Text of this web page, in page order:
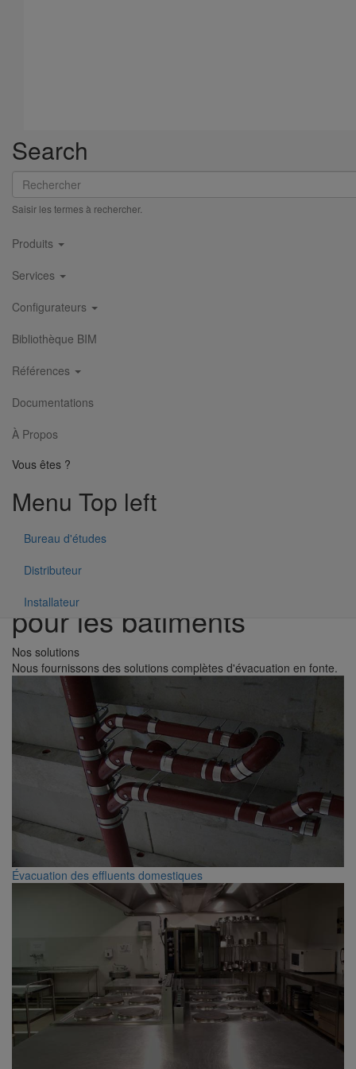
Search
Rechercher
Saisir les termes à rechercher.
Main
navigation
Produits
Services
Configurateurs
Bibliothèque BIM
Références
Documentations
À Propos
Vous êtes ?
Menu Top left
Bureau d'études
Distributeur
Installateur
Environnement
Solutions d'évacuation
pour les bâtiments
Nos solutions
Nous fournissons des solutions complètes d'évacuation en fonte.
Évacuation des effluents domestiques